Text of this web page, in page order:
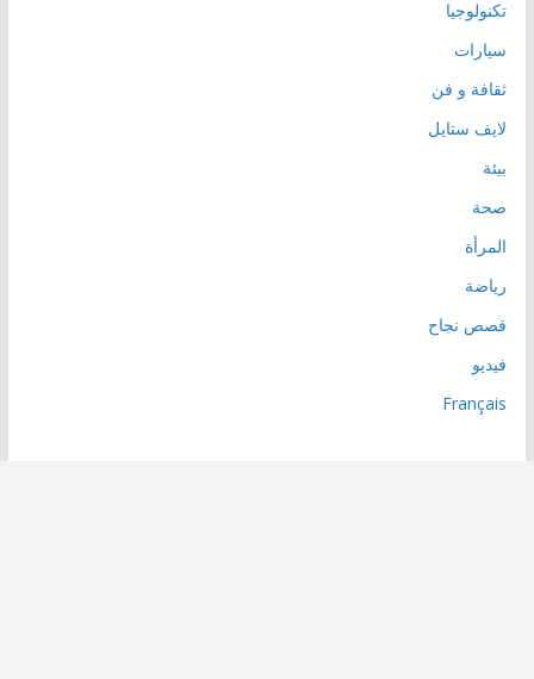
تكنولوجيا
سيارات
ثقافة و فن
لايف ستايل
بيئة
صحة
المرأة
رياضة
قصص نجاح
فيديو
Français